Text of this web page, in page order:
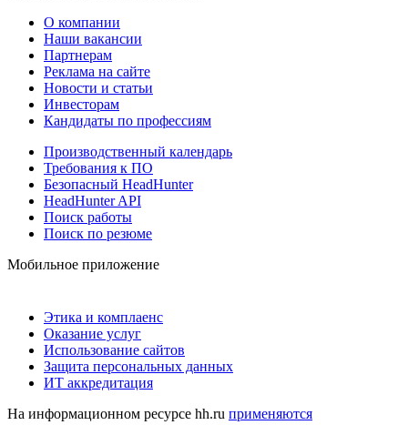
О компании
Наши вакансии
Партнерам
Реклама на сайте
Новости и статьи
Инвесторам
Кандидаты по профессиям
Производственный календарь
Требования к ПО
Безопасный HeadHunter
HeadHunter API
Поиск работы
Поиск по резюме
Мобильное приложение
Этика и комплаенс
Оказание услуг
Использование сайтов
Защита персональных данных
ИТ аккредитация
На информационном ресурсе hh.ru применяются